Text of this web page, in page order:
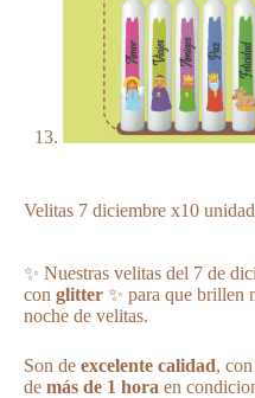
Velitas 7 diciembre x10
✨ Nuestras velitas del 7 de
con glitter ✨ para que brillen
noche de velitas.
Son de excelente calidad,
de más de 1 hora en